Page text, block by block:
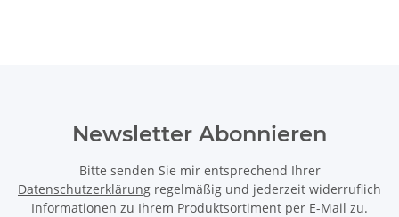
Newsletter Abonnieren
Bitte senden Sie mir entsprechend Ihrer
Datenschutzerklärung regelmäßig und jederzeit widerruflich
Informationen zu Ihrem Produktsortiment per E-Mail zu.